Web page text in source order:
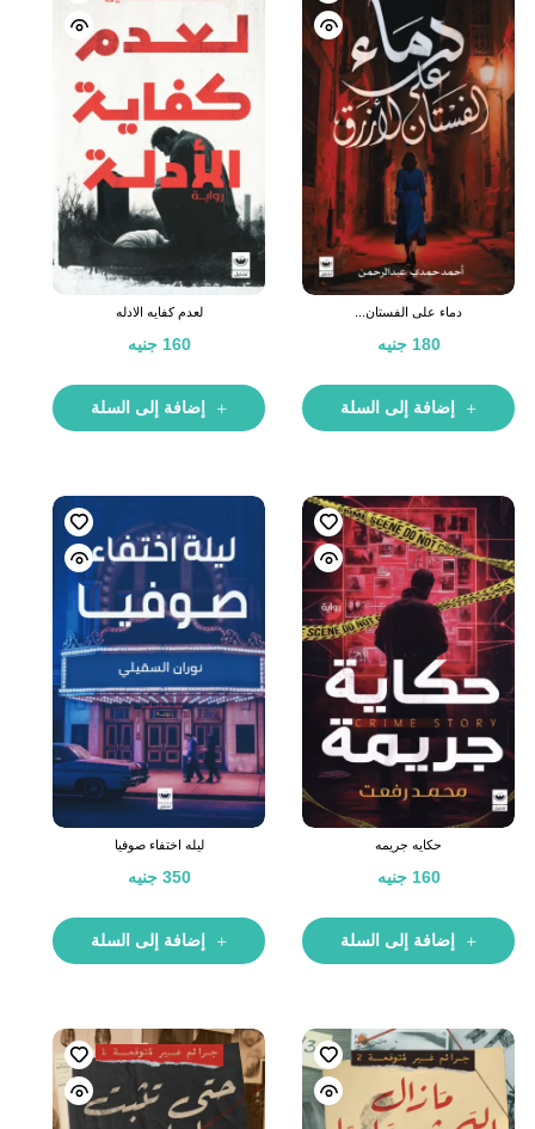
دماء على الفستان...
180 جنيه
إضافة إلى السلة
لعدم كفايه الادله
160 جنيه
إضافة إلى السلة
حكايه جريمه
160 جنيه
إضافة إلى السلة
ليله اختفاء صوفيا
350 جنيه
إضافة إلى السلة